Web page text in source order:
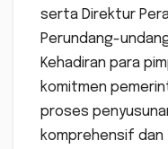
serta Direktur
Perundang-
Kehadiran para
komitmen
proses
komprehensif